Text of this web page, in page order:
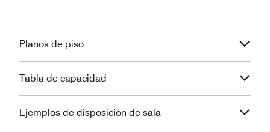
Planos de piso
Tabla de capacidad
Ejemplos de disposición de sala